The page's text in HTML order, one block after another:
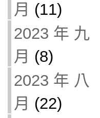
月 (11)
2023 年 九
月 (8)
2023 年 八
月 (22)